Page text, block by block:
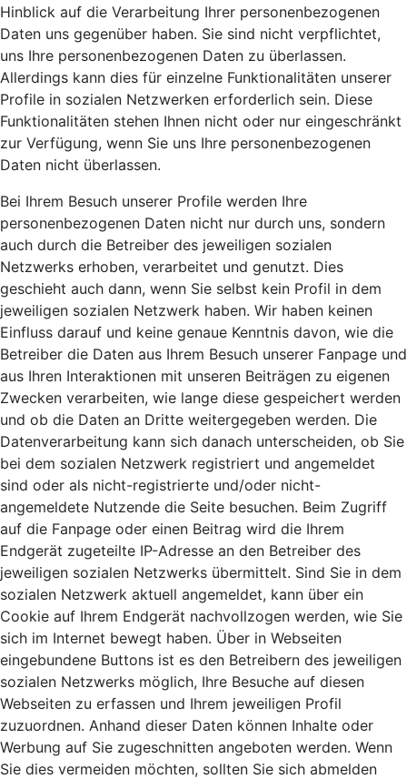
Hinblick auf die Verarbeitung Ihrer personenbezogenen
Daten uns gegenüber haben. Sie sind nicht verpflichtet,
uns Ihre personenbezogenen Daten zu überlassen.
Allerdings kann dies für einzelne Funktionalitäten unserer
Profile in sozialen Netzwerken erforderlich sein. Diese
Funktionalitäten stehen Ihnen nicht oder nur eingeschränkt
zur Verfügung, wenn Sie uns Ihre personenbezogenen
Daten nicht überlassen.
Bei Ihrem Besuch unserer Profile werden Ihre
personenbezogenen Daten nicht nur durch uns, sondern
auch durch die Betreiber des jeweiligen sozialen
Netzwerks erhoben, verarbeitet und genutzt. Dies
geschieht auch dann, wenn Sie selbst kein Profil in dem
jeweiligen sozialen Netzwerk haben. Wir haben keinen
Einfluss darauf und keine genaue Kenntnis davon, wie die
Betreiber die Daten aus Ihrem Besuch unserer Fanpage und
aus Ihren Interaktionen mit unseren Beiträgen zu eigenen
Zwecken verarbeiten, wie lange diese gespeichert werden
und ob die Daten an Dritte weitergegeben werden. Die
Datenverarbeitung kann sich danach unterscheiden, ob Sie
bei dem sozialen Netzwerk registriert und angemeldet
sind oder als nicht-registrierte und/oder nicht-
angemeldete Nutzende die Seite besuchen. Beim Zugriff
auf die Fanpage oder einen Beitrag wird die Ihrem
Endgerät zugeteilte IP-Adresse an den Betreiber des
jeweiligen sozialen Netzwerks übermittelt. Sind Sie in dem
sozialen Netzwerk aktuell angemeldet, kann über ein
Cookie auf Ihrem Endgerät nachvollzogen werden, wie Sie
sich im Internet bewegt haben. Über in Webseiten
eingebundene Buttons ist es den Betreibern des jeweiligen
sozialen Netzwerks möglich, Ihre Besuche auf diesen
Webseiten zu erfassen und Ihrem jeweiligen Profil
zuzuordnen. Anhand dieser Daten können Inhalte oder
Werbung auf Sie zugeschnitten angeboten werden. Wenn
Sie dies vermeiden möchten, sollten Sie sich abmelden